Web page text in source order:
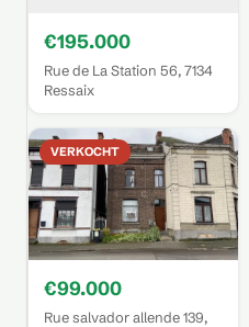
€195.000
Rue de La Station 56, 7134
Ressaix
VERKOCHT
€99.000
Rue salvador allende 139,